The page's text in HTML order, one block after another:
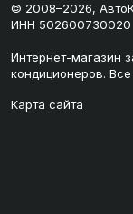
© 2008–2026,
ИНН 502600730020
Интернет-магазин
кондиционеров.
Карта сайта